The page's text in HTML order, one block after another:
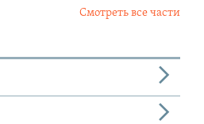
Смотреть все части